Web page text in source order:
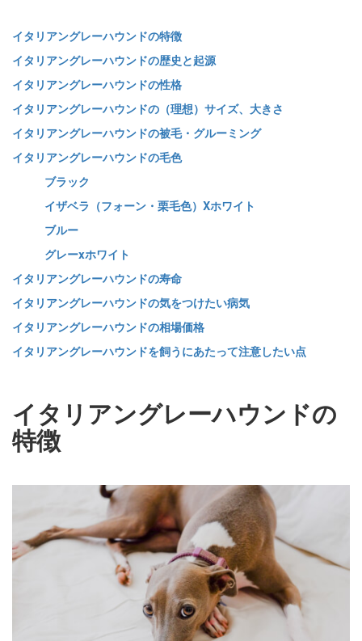
イタリアングレーハウンドの特徴
イタリアングレーハウンドの歴史と起源
イタリアングレーハウンドの性格
イタリアングレーハウンドの（理想）サイズ、大きさ
イタリアングレーハウンドの被毛・グルーミング
イタリアングレーハウンドの毛色
ブラック
イザベラ（フォーン・栗毛色）Xホワイト
ブルー
グレーxホワイト
イタリアングレーハウンドの寿命
イタリアングレーハウンドの気をつけたい病気
イタリアングレーハウンドの相場価格
イタリアングレーハウンドを飼うにあたって注意したい点
イタリアングレーハウンドの
特徴